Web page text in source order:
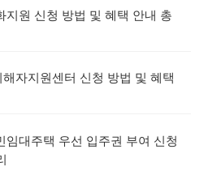
지원 신청 방법 및 혜택 안내 총
자지원센터 신청 방법 및 혜택
임대주택 우선 입주권 부여 신청